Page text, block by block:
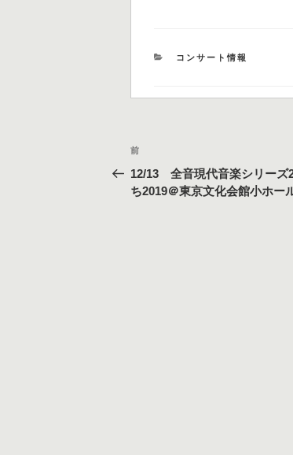
カ
コンサート情報
投
稿
ナ
過
去
の
投
前
12/13 全音現代音楽シリーズ
ち2019＠東京文化会館小ホー